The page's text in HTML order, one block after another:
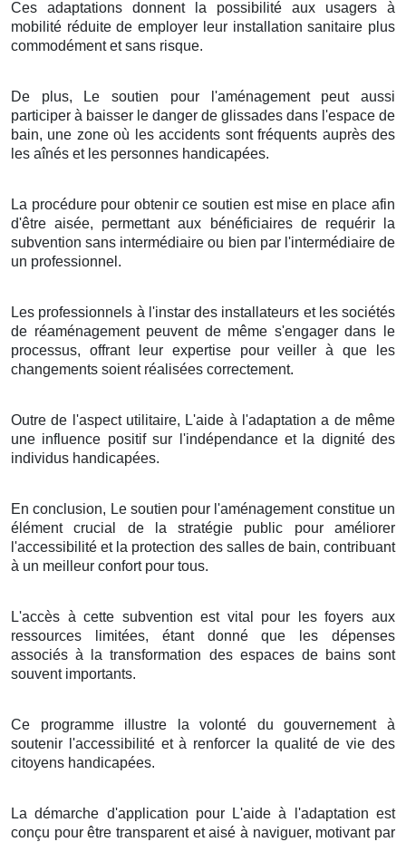
Ces adaptations donnent la possibilité aux usagers à
mobilité réduite de employer leur installation sanitaire plus
commodément et sans risque.
De plus, Le soutien pour l'aménagement peut aussi
participer à baisser le danger de glissades dans l'espace de
bain, une zone où les accidents sont fréquents auprès des
les aînés et les personnes handicapées.
La procédure pour obtenir ce soutien est mise en place afin
d'être aisée, permettant aux bénéficiaires de requérir la
subvention sans intermédiaire ou bien par l'intermédiaire de
un professionnel.
Les professionnels à l'instar des installateurs et les sociétés
de réaménagement peuvent de même s'engager dans le
processus, offrant leur expertise pour veiller à que les
changements soient réalisées correctement.
Outre de l'aspect utilitaire, L'aide à l'adaptation a de même
une influence positif sur l'indépendance et la dignité des
individus handicapées.
En conclusion, Le soutien pour l'aménagement constitue un
élément crucial de la stratégie public pour améliorer
l'accessibilité et la protection des salles de bain, contribuant
à un meilleur confort pour tous.
L'accès à cette subvention est vital pour les foyers aux
ressources limitées, étant donné que les dépenses
associés à la transformation des espaces de bains sont
souvent importants.
Ce programme illustre la volonté du gouvernement à
soutenir l'accessibilité et à renforcer la qualité de vie des
citoyens handicapées.
La démarche d'application pour L'aide à l'adaptation est
conçu pour être transparent et aisé à naviguer, motivant par